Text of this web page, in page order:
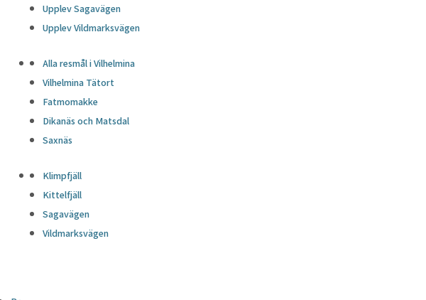
Upplev Sagavägen
Upplev Vildmarksvägen
Alla resmål i Vilhelmina
Vilhelmina Tätort
Fatmomakke
Dikanäs och Matsdal
Saxnäs
Klimpfjäll
Kittelfjäll
Sagavägen
Vildmarksvägen